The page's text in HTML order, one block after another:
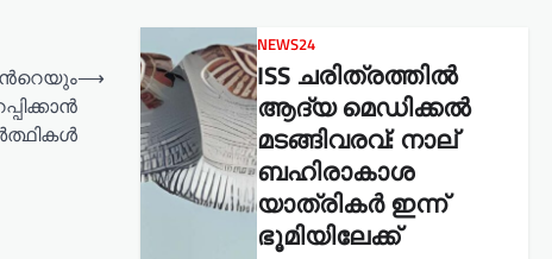
⟶
NEWS24
ISS ചരിത്രത്തിൽ
ആദ്യ മെഡിക്കൽ
മടങ്ങിവരവ്: നാല്
ബഹിരാകാശ
യാത്രികർ ഇന്ന്
ഭൂമിയിലേക്ക്